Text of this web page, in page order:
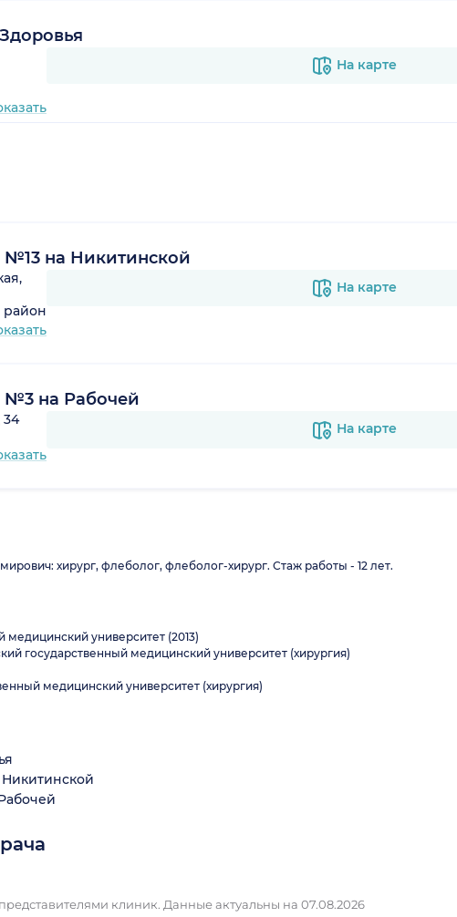
На карте
на Никитинской
На карте
на Рабочей
34
На карте
хирург, флеболог, флеболог-хирург. Стаж работы - 12 лет.
университет (2013)
государственный медицинский университет (хирургия)
медицинский университет (хирургия)
клиник. Данные актуальны на 07.08.2026